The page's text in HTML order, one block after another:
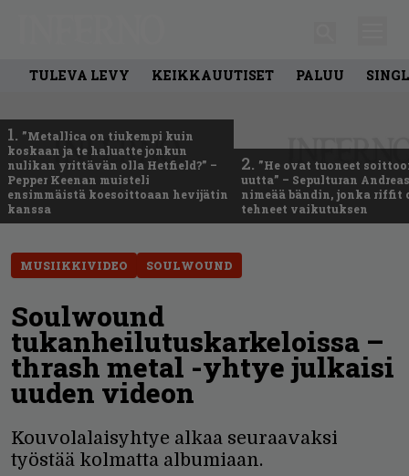
TULEVA LEVY KEIKKAUUTISET PALUU
1. ”Metallica on tiukempi kuin
koskaan ja te haluatte jonkun
nulikan yrittävän olla Hetfield?” –
Pepper Keenan muisteli
ensimmäistä koesoittoaan hevijätin
kanssa
2. ”He ovat tuoneet
uutta” – Sepulturan
nimeää bändin, jonka riffit
tehneet vaikutuksen
MUSIIKKIVIDEO SOULWOUND
Soulwound
tukanheilutuskarkeloissa –
thrash metal -yhtye julkaisi
uuden videon
Kouvolalaisyhtye alkaa seuraavaksi
työstää kolmatta albumiaan.